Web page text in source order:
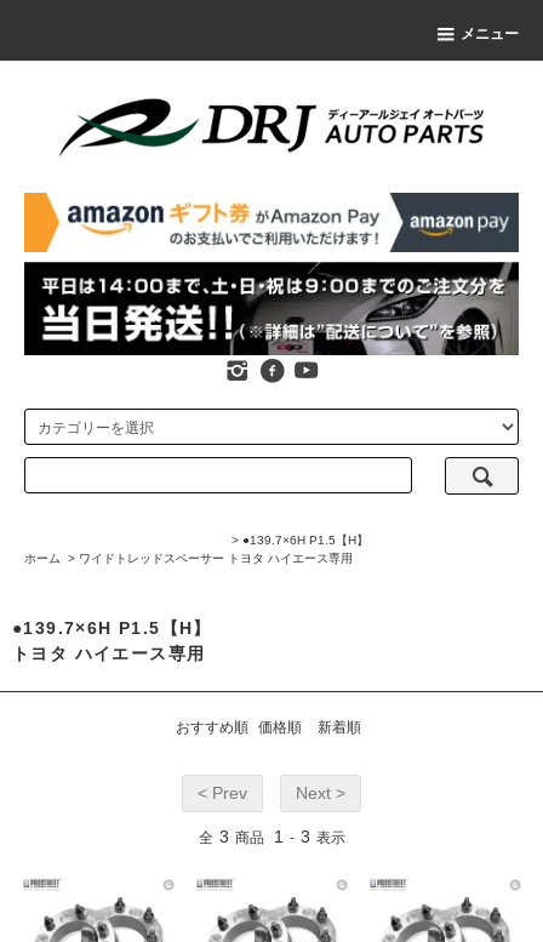
メニュー
ホーム > ワイドトレッドスペーサー
> ●139.7×6H P1.5【H】
トヨタ ハイエース専用
●139.7×6H P1.5【H】
トヨタ ハイエース専用
おすすめ順 価格順 新着順
< Prev Next >
全 3 商品 1 - 3 表示